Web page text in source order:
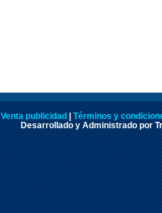
Venta publicidad
Términos y
Desarrollado y Administrado por